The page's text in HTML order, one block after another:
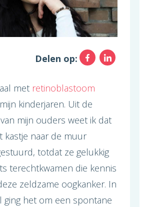
Delen op:
met retinoblastoom
kinderjaren. Uit de
mijn ouders weet ik dat
kastje naar de muur
totdat ze gelukkig
terechtkwamen die kennis
zeldzame oogkanker. In
ging het om een spontane